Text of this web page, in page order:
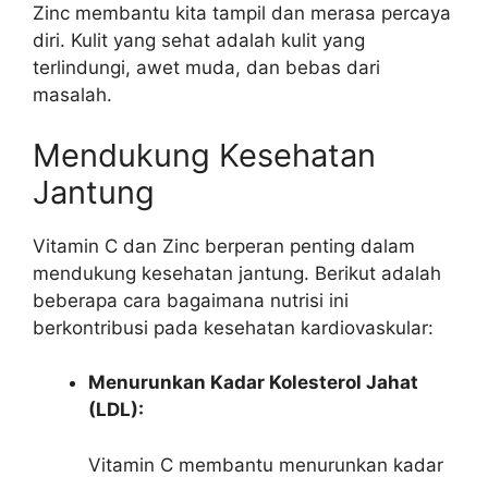
Zinc membantu kita tampil dan merasa percaya
diri. Kulit yang sehat adalah kulit yang
terlindungi, awet muda, dan bebas dari
masalah.
Mendukung Kesehatan
Jantung
Vitamin C dan Zinc berperan penting dalam
mendukung kesehatan jantung. Berikut adalah
beberapa cara bagaimana nutrisi ini
berkontribusi pada kesehatan kardiovaskular:
Menurunkan Kadar Kolesterol Jahat
(LDL):
Vitamin C membantu menurunkan kadar